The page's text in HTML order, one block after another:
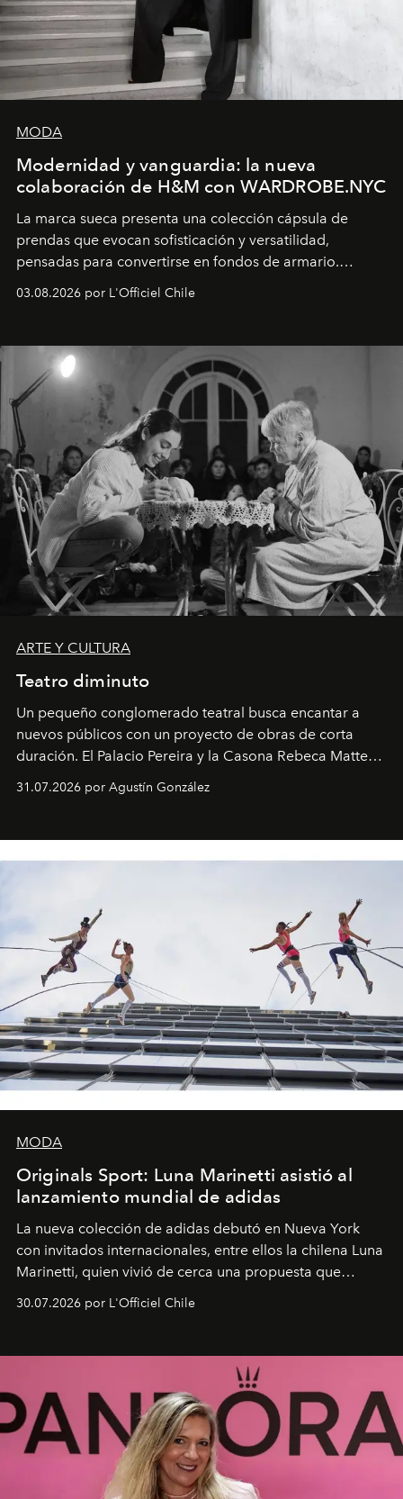
MODA
Modernidad y vanguardia: la nueva
colaboración de H&M con WARDROBE.NYC
La marca sueca presenta una colección cápsula de
prendas que evocan sofisticación y versatilidad,
pensadas para convertirse en fondos de armario.
Disponible en Chile desde el 6 de agosto.
03.08.2026 por L'Officiel Chile
ARTE Y CULTURA
Teatro diminuto
Un pequeño conglomerado teatral busca encantar a
nuevos públicos con un proyecto de obras de corta
duración. El Palacio Pereira y la Casona Rebeca Matte
son algunos de los lugares que han albergado estas
miniobras. Sus puestas en escena son limpias; ponen el
31.07.2026 por Agustín González
MODA
Originals Sport: Luna Marinetti asistió al
lanzamiento mundial de adidas
La nueva colección de adidas debutó en Nueva York
con invitados internacionales, entre ellos la chilena Luna
Marinetti, quien vivió de cerca una propuesta que
fusiona moda y rendimiento.
30.07.2026 por L'Officiel Chile